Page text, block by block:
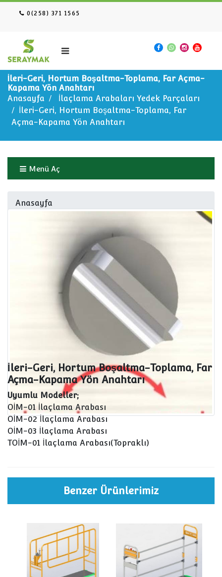
0(258) 371 1565
İleri-Geri, Hortum Boşaltma-Toplama, Far Açma-
Kapama Yön Anahtarı
Anasayfa
İlaçlama Arabaları Yedek Parçaları
İleri-Geri, Hortum Boşaltma-Toplama, Far
Açma-Kapama Yön Anahtarı
Menü Aç
Anasayfa
İleri-Geri, Hortum Boşaltma-Toplama, Far
Açma-Kapama Yön Anahtarı
İleri-Geri, Hortum Boşaltma-Toplama, Far
Açma-Kapama Yön Anahtarı
Uyumlu Modeller;
OİM-01 İlaçlama Arabası
OİM-02 İlaçlama Arabası
OİM-03 İlaçlama Arabası
TOİM-01 İlaçlama Arabası(Topraklı)
Benzer Ürünlerimiz